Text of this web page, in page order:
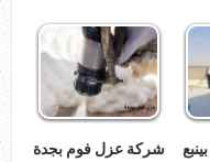
شركة عزل فوم بجدة